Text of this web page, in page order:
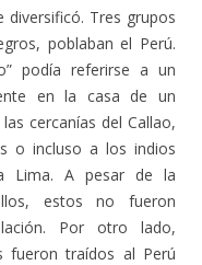
diversificó. Tres grupos
poblaban el Perú.
podía referirse a un
en la casa de un
cercanías del Callao,
o incluso a los indios
Lima. A pesar de la
estos no fueron
Por otro lado,
fueron traídos al Perú